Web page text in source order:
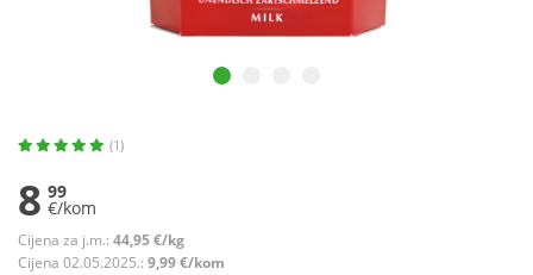
(1)
8 99
€/kom
Cijena za j.m.: 44,95 €/kg
Cijena 02.05.2025.: 9,99 €/kom